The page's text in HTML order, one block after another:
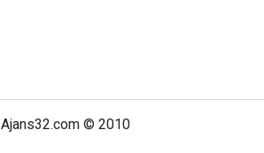
Ajans32.com © 2010